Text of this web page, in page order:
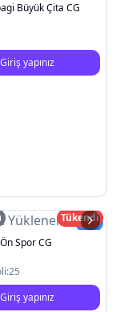
Büyük Çita CG
Giriş yapınız
YüklenemediYeni
Tükendi
Spor CG
25
Giriş yapınız